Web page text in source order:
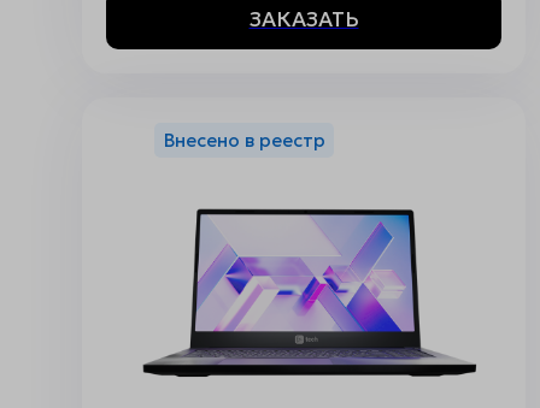
ЗАКАЗАТЬ
Внесено в реестр